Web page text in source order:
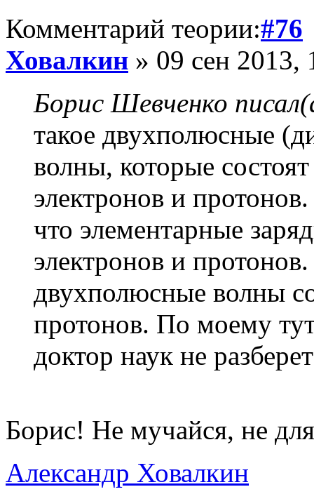
Комментарий теории:#76
Ховалкин » 09 сен 2013,
Борис Шевченко
такое двухполюсные
волны, которые
электронов и
что элементарные
электронов и
двухполюсные волны
протонов. По моему
доктор наук не
Борис! Не мучайся, не
Александр Ховалкин